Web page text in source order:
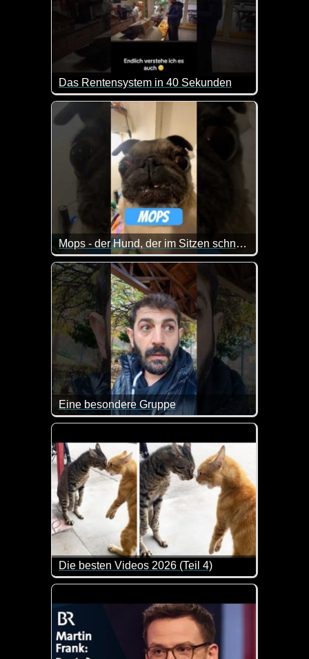
Das Rentensystem in 40 Sekunden
Kurz, aber genau so sieht es doch aus :-) Endlich
Mops - der Hund, der im Sitzen schnarcht
Der Mops ist der Superstar unter den Kleinhunden
Mit einem Gesicht wie ein zerknautschtes Kissen
Eine besondere Gruppe
Wenn man diese Polonaise sieht, kann man
Die besten Videos 2026 (Teil 4)
Eine tolle Zusammenstellung von lustigen